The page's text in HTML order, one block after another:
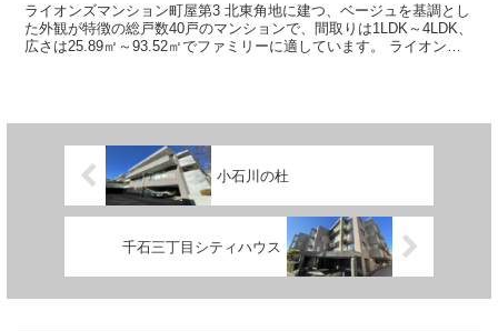
ライオンズマンション町屋第3 北東角地に建つ、ベージュを基調とし
た外観が特徴の総戸数40戸のマンションで、間取りは1LDK～4LDK、
広さは25.89㎡～93.52㎡でファミリーに適しています。 ライオンズ
小石川の杜
千石三丁目シティハウス